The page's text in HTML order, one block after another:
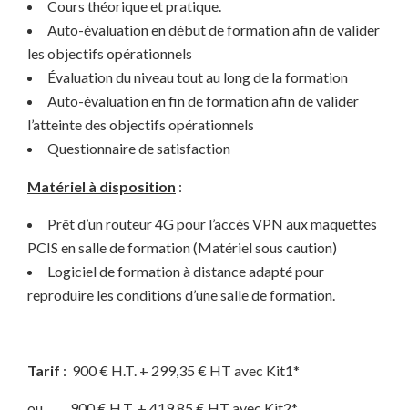
Cours théorique et pratique.
Auto-évaluation en début de formation afin de valider
les objectifs opérationnels
Évaluation du niveau tout au long de la formation
Auto-évaluation en fin de formation afin de valider
l’atteinte des objectifs opérationnels
Questionnaire de satisfaction
Matériel à disposition :
Prêt d’un routeur 4G pour l’accès VPN aux maquettes
PCIS en salle de formation (Matériel sous caution)
Logiciel de formation à distance adapté pour
reproduire les conditions d’une salle de formation.
Tarif : 900 € H.T. + 299,35 € HT avec Kit1*